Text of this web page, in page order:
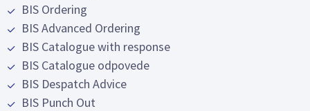
BIS Ordering
BIS Advanced Ordering
BIS Catalogue with response
BIS Catalogue odpovede
BIS Despatch Advice
BIS Punch Out